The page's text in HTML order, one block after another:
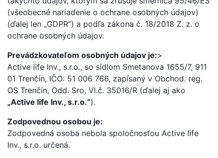
(všeobecné nariadenie o ochrane osobných údajov)
(ďalej len „GDPR“) a podľa zákona č. 18/2018 Z. z. o
ochrane osobných údajov.
Prevádzkovateľom osobných údajov je:>
Active life Inv., s.r.o., so sídlom Smetanova 1655/7, 911
01 Trenčín, IČO: 51 006 766, zapísaný v Obchod. reg.
OS Trenčín, Odd. Sro, Vl.č. 35016/R (ďalej aj ako
„Active life Inv., s.r.o.“).
Zodpovednou osobou je:
Zodpovedná osoba nebola spoločnosťou Active life
Inv., s.r.o. určená.